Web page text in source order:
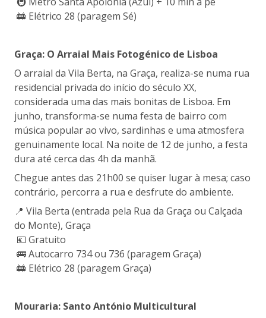
🚋 Elétrico 28 (paragem Sé)
Graça: O Arraial Mais Fotogénico de Lisboa
O arraial da Vila Berta, na Graça, realiza-se numa rua
residencial privada do início do século XX,
considerada uma das mais bonitas de Lisboa. Em
junho, transforma-se numa festa de bairro com
música popular ao vivo, sardinhas e uma atmosfera
genuinamente local. Na noite de 12 de junho, a festa
dura até cerca das 4h da manhã.
Chegue antes das 21h00 se quiser lugar à mesa; caso
contrário, percorra a rua e desfrute do ambiente.
📍 Vila Berta (entrada pela Rua da Graça ou Calçada
do Monte), Graça
💶 Gratuito
🚌 Autocarro 734 ou 736 (paragem Graça)
🚋 Elétrico 28 (paragem Graça)
Mouraria: Santo António Multicultural